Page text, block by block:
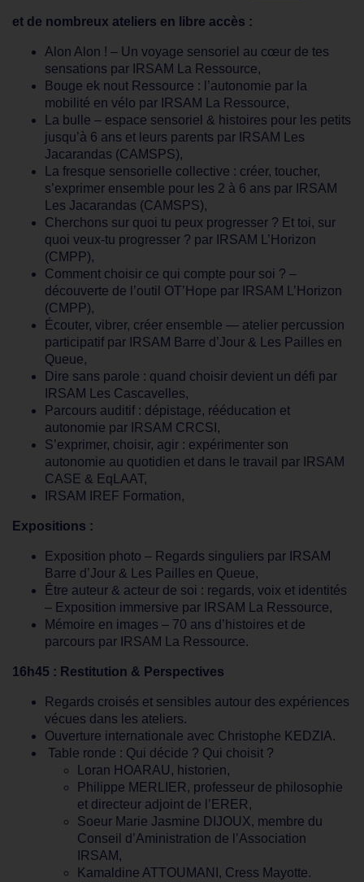
et de nombreux ateliers en libre accès :
Alon Alon ! – Un voyage sensoriel au cœur de tes
sensations par IRSAM La Ressource,
Bouge ek nout Ressource : l’autonomie par la
mobilité en vélo par IRSAM La Ressource,
La bulle – espace sensoriel & histoires pour les petits
jusqu’à 6 ans et leurs parents par IRSAM Les
Jacarandas (CAMSPS),
La fresque sensorielle collective : créer, toucher,
s’exprimer ensemble pour les 2 à 6 ans par IRSAM
Les Jacarandas (CAMSPS),
Cherchons sur quoi tu peux progresser ? Et toi, sur
quoi veux-tu progresser ? par IRSAM L’Horizon
(CMPP),
Comment choisir ce qui compte pour soi ? –
découverte de l’outil OT’Hope par IRSAM L’Horizon
(CMPP),
Écouter, vibrer, créer ensemble — atelier percussion
participatif par IRSAM Barre d’Jour & Les Pailles en
Queue,
Dire sans parole : quand choisir devient un défi par
IRSAM Les Cascavelles,
Parcours auditif : dépistage, rééducation et
autonomie par IRSAM CRCSI,
S’exprimer, choisir, agir : expérimenter son
autonomie au quotidien et dans le travail par IRSAM
CASE & EqLAAT,
IRSAM IREF Formation,
Expositions :
Exposition photo – Regards singuliers par IRSAM
Barre d’Jour & Les Pailles en Queue,
Être auteur & acteur de soi : regards, voix et identités
– Exposition immersive par IRSAM La Ressource,
Mémoire en images – 70 ans d’histoires et de
parcours par IRSAM La Ressource.
16h45 : Restitution & Perspectives
Regards croisés et sensibles autour des expériences
vécues dans les ateliers.
Ouverture internationale avec Christophe KEDZIA.
Table ronde : Qui décide ? Qui choisit ?
Loran HOARAU, historien,
Philippe MERLIER, professeur de philosophie
et directeur adjoint de l’ERER,
Soeur Marie Jasmine DIJOUX, membre du
Conseil d’Aministration de l’Association
IRSAM,
Kamaldine ATTOUMANI, Cress Mayotte.